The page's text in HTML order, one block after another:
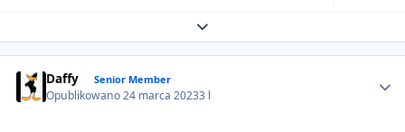
Expand topic overview
Daffy Senior Member
Opublikowano24 marca 20233 l